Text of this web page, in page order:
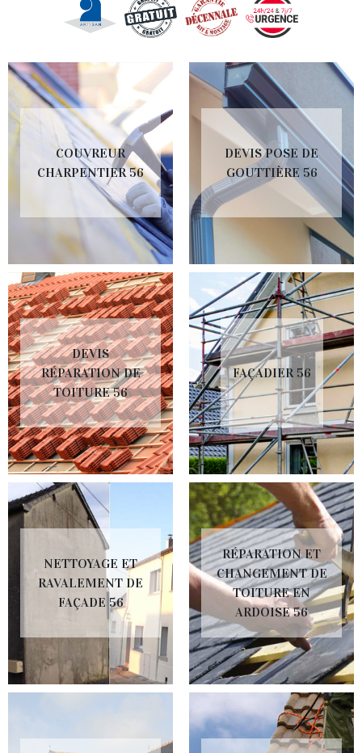
COUVREUR
CHARPENTIER 56
DEVIS POSE DE
GOUTTIÈRE 56
DEVIS
RÉPARATION DE
TOITURE 56
FAÇADIER 56
NETTOYAGE ET
RAVALEMENT DE
FAÇADE 56
RÉPARATION ET
CHANGEMENT DE
TOITURE EN
ARDOISE 56